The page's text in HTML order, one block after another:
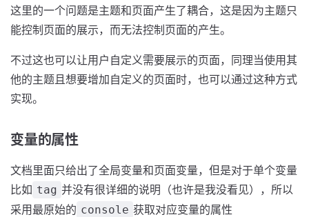
这里的一个问题是主题和页面产生了耦合，这是因为主题只
能控制页面的展示，而无法控制页面的产生。
不过这也可以让用户自定义需要展示的页面，同理当使用其
他的主题且想要增加自定义的页面时，也可以通过这种方式
实现。
变量的属性
文档里面只给出了全局变量和页面变量，但是对于单个变量
比如 tag 并没有很详细的说明（也许是我没看见），所以
采用最原始的 console 获取对应变量的属性